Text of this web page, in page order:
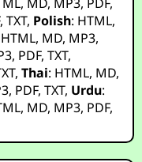
,TXT, Polish: HTML,
HTML, MD, MP3,
, PDF,TXT,
,Thai: HTML, MD,
, PDF,TXT, Urdu:
, MD, MP3, PDF,